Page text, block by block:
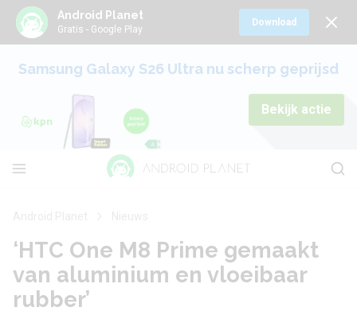
Android Planet
Gratis - Google Play
Download
Samsung Galaxy S26 Ultra nu scherp geprijsd
Bekijk actie
‘HTC One M8 Prime gemaakt
van aluminium en vloeibaar
rubber’